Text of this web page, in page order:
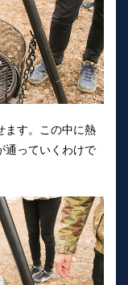
ます。この中に熱
通っていくわけで